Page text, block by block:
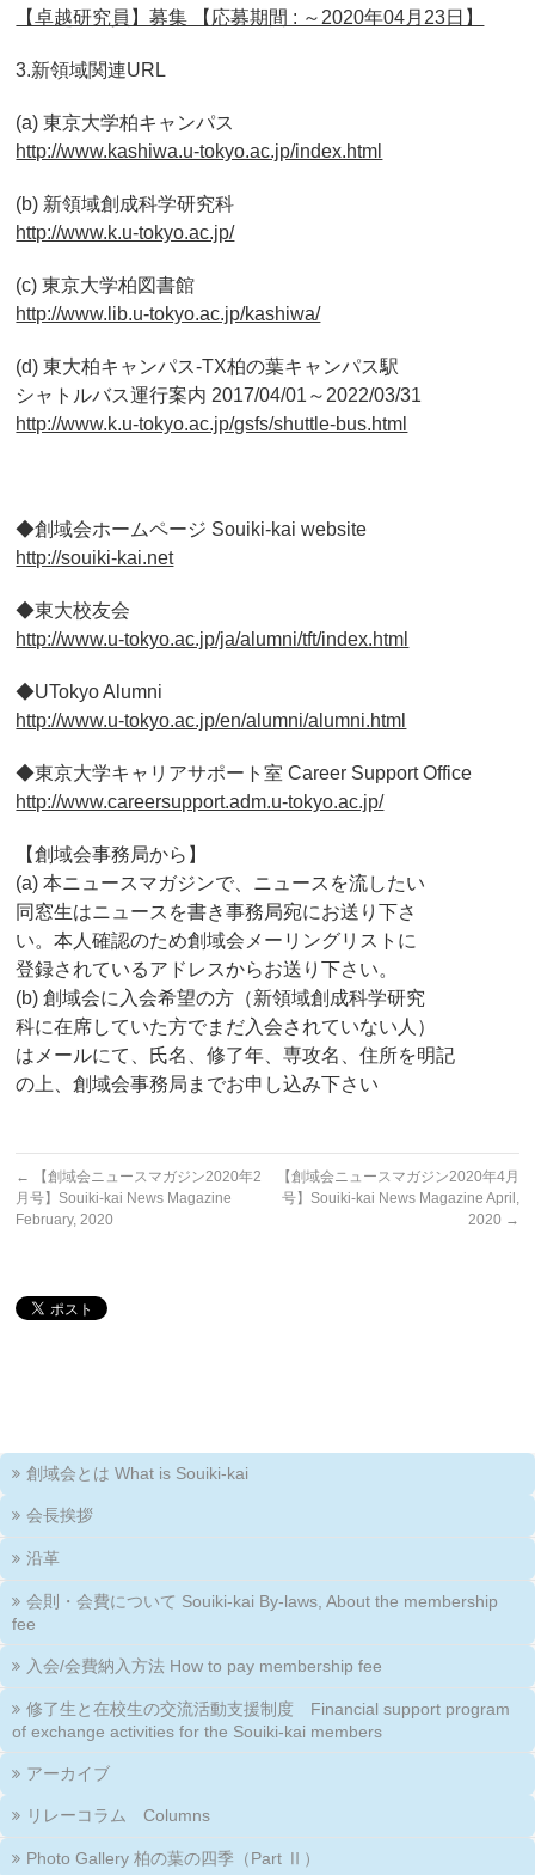
【卓越研究員】募集 【応募期間 : ～2020年04月23日】
3.新領域関連URL
(a) 東京大学柏キャンパス
http://www.kashiwa.u-tokyo.ac.jp/index.html
(b) 新領域創成科学研究科
http://www.k.u-tokyo.ac.jp/
(c) 東京大学柏図書館
http://www.lib.u-tokyo.ac.jp/kashiwa/
(d) 東大柏キャンパス-TX柏の葉キャンパス駅
シャトルバス運行案内 2017/04/01～2022/03/31
http://www.k.u-tokyo.ac.jp/gsfs/shuttle-bus.html
◆創域会ホームページ Souiki-kai website
http://souiki-kai.net
◆東大校友会
http://www.u-tokyo.ac.jp/ja/alumni/tft/index.html
◆UTokyo Alumni
http://www.u-tokyo.ac.jp/en/alumni/alumni.html
◆東京大学キャリアサポート室 Career Support Office
http://www.careersupport.adm.u-tokyo.ac.jp/
【創域会事務局から】
(a) 本ニュースマガジンで、ニュースを流したい
同窓生はニュースを書き事務局宛にお送り下さ
い。本人確認のため創域会メーリングリストに
登録されているアドレスからお送り下さい。
(b) 創域会に入会希望の方（新領域創成科学研究
科に在席していた方でまだ入会されていない人）
はメールにて、氏名、修了年、専攻名、住所を明記
の上、創域会事務局までお申し込み下さい
←
【創域会ニュースマガジン2020年2
月号】Souiki-kai News Magazine
February, 2020
【創域会ニュースマガジン2020年4月
号】Souiki-kai News Magazine April,
2020 →
創域会とは What is Souiki-kai
会長挨拶
沿革
会則・会費について Souiki-kai By-laws, About the membership
fee
入会/会費納入方法 How to pay membership fee
修了生と在校生の交流活動支援制度 Financial support program
of exchange activities for the Souiki-kai members
アーカイブ
リレーコラム Columns
Photo Gallery 柏の葉の四季（Part Ⅱ）